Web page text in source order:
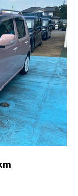
・キャンペーン
サポート
サポート
カタ